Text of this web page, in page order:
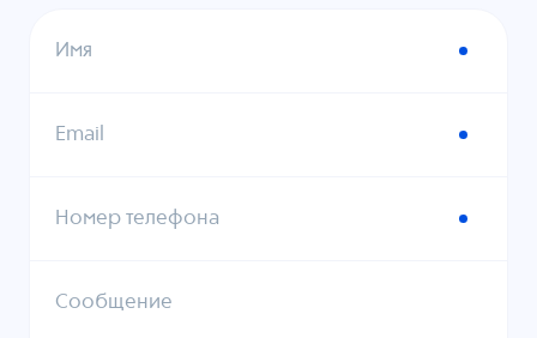
Имя
Email
Номер телефона
Сообщение